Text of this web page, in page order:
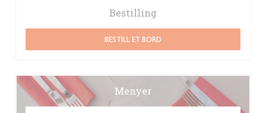
Bestilling
BESTILL ET BORD
Menyer